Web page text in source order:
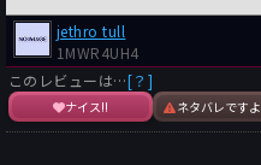
jethro tull
1MWR4UH4
このレビューは…[？]
ナイス!! ネタバレですよ